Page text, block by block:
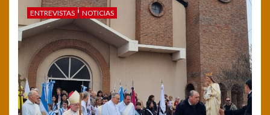
ENTREVISTAS NOTICIAS